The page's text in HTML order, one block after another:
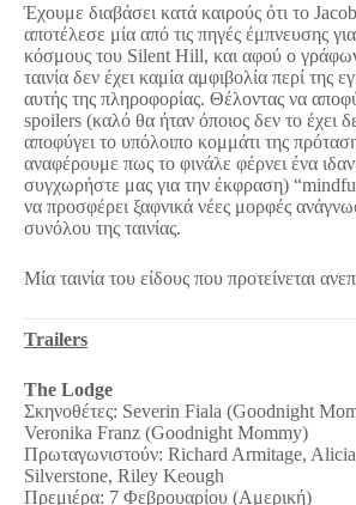
Έχουμε διαβάσει κατά καιρούς ότι το
αποτέλεσε μία από τις πηγές έμπνευσης
κόσμους του Silent Hill, και αφού ο
ταινία δεν έχει καμία αμφιβολία περί της
αυτής της πληροφορίας. Θέλοντας να
spoilers (καλό θα ήταν όποιος δεν το έχει
αποφύγει το υπόλοιπο κομμάτι της
αναφέρουμε πως το φινάλε φέρνει ένα
συγχωρήστε μας για την έκφραση)
να προσφέρει ξαφνικά νέες μορφές
συνόλου της ταινίας.
Μία ταινία του είδους που προτείνεται
Trailers
The Lodge
Σκηνοθέτες: Severin Fiala (Goodnight
Veronika Franz (Goodnight Mommy)
Πρωταγωνιστούν: Richard Armitage, Alicia
Silverstone, Riley Keough
Πρεμιέρα: 7 Φεβρουαρίου (Αμερική)